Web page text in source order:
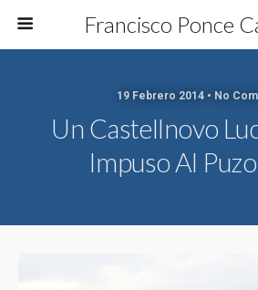
Francisco Ponce
19 Febrero 2014 • No
Un Castellnovo
Impuso Al